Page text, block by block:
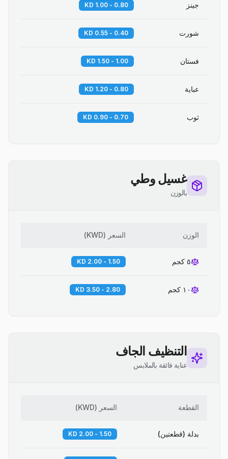
جينز 0.80 - 1.00 KD
شورت 0.40 - 0.55 KD
فستان 1.00 - 1.50 KD
عباية 0.80 - 1.20 KD
ثوب 0.70 - 0.90 KD
غسيل وطي
بالوزن
الوزن السعر (
KWD
)
٥ كجم 1.50 - 2.00 KD
١٠ كجم 2.80 - 3.50 KD
التنظيف الجاف
عناية فائقة بالملابس
القطعة السعر (
KWD
)
بدلة (قطعتين) 1.50 - 2.00 KD